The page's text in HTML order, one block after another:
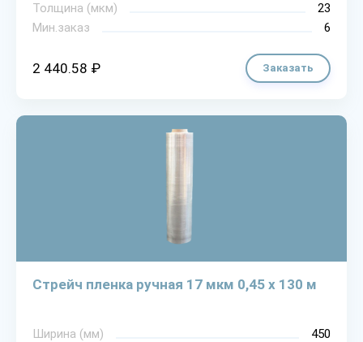
Толщина (мкм)
23
Мин.заказ
6
2 440.58 ₽ Заказать
Стрейч пленка ручная 17 мкм 0,45 х 130 м
Ширина (мм)
450